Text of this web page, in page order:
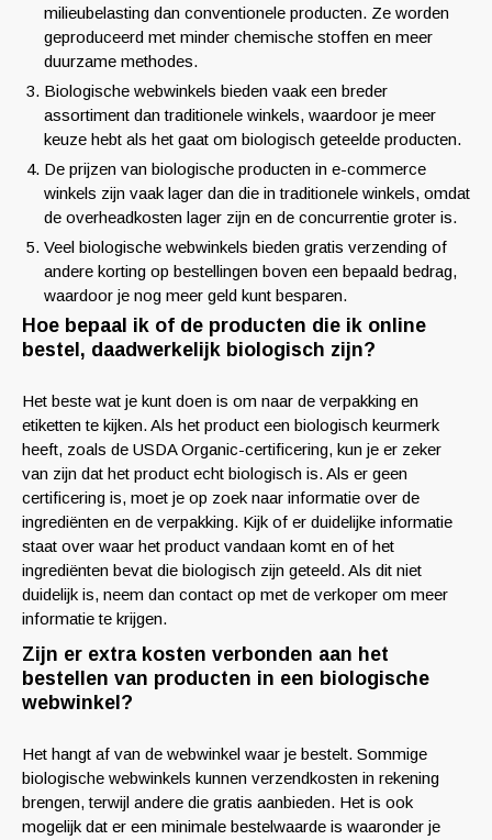
milieubelasting dan conventionele producten. Ze worden
geproduceerd met minder chemische stoffen en meer
duurzame methodes.
Biologische webwinkels bieden vaak een breder
assortiment dan traditionele winkels, waardoor je meer
keuze hebt als het gaat om biologisch geteelde producten.
De prijzen van biologische producten in e-commerce
winkels zijn vaak lager dan die in traditionele winkels, omdat
de overheadkosten lager zijn en de concurrentie groter is.
Veel biologische webwinkels bieden gratis verzending of
andere korting op bestellingen boven een bepaald bedrag,
waardoor je nog meer geld kunt besparen.
Hoe bepaal ik of de producten die ik online
bestel, daadwerkelijk biologisch zijn?
Het beste wat je kunt doen is om naar de verpakking en
etiketten te kijken. Als het product een biologisch keurmerk
heeft, zoals de USDA Organic-certificering, kun je er zeker
van zijn dat het product echt biologisch is. Als er geen
certificering is, moet je op zoek naar informatie over de
ingrediënten en de verpakking. Kijk of er duidelijke informatie
staat over waar het product vandaan komt en of het
ingrediënten bevat die biologisch zijn geteeld. Als dit niet
duidelijk is, neem dan contact op met de verkoper om meer
informatie te krijgen.
Zijn er extra kosten verbonden aan het
bestellen van producten in een biologische
webwinkel?
Het hangt af van de webwinkel waar je bestelt. Sommige
biologische webwinkels kunnen verzendkosten in rekening
brengen, terwijl andere die gratis aanbieden. Het is ook
mogelijk dat er een minimale bestelwaarde is waaronder je